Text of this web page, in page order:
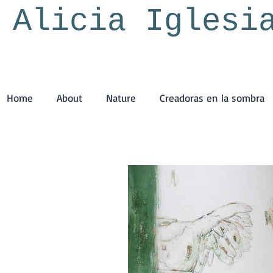
Alicia
Home About Nature Creadoras en la sombra